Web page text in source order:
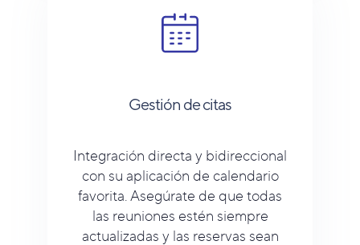
Gestión de citas
Integración directa y bidireccional
con su aplicación de calendario
favorita. Asegúrate de que todas
las reuniones estén siempre
actualizadas y las reservas sean